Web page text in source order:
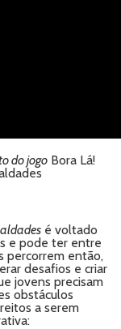
do jogoBora Lá!
é voltado
e pode ter entre
percorrem então,
desafios e criar
jovens precisam
obstáculos
a serem